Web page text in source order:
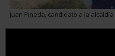
Juan Pineda, candidato a la